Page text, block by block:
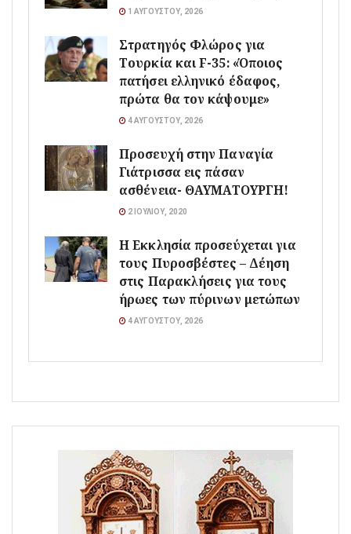
1 ΑΥΓΟΎΣΤΟΥ, 2026
Στρατηγός Φλώρος για
Τουρκία και F-35: «Όποιος
πατήσει ελληνικό έδαφος,
πρώτα θα τον κάψουμε»
4 ΑΥΓΟΎΣΤΟΥ, 2026
Προσευχή στην Παναγία
Γιάτρισσα εις πάσαν
ασθένεια- ΘΑΥΜΑΤΟΥΡΓΗ!
2 ΙΟΥΛΊΟΥ, 2020
Η Εκκλησία προσεύχεται για
τους Πυροσβέστες – Δέηση
στις Παρακλήσεις για τους
ήρωες των πύρινων μετώπων
4 ΑΥΓΟΎΣΤΟΥ, 2026